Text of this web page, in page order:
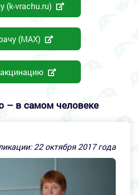
(k-vrachu.ru)
(MAX)
– в самом человеке
22октября 2017 года